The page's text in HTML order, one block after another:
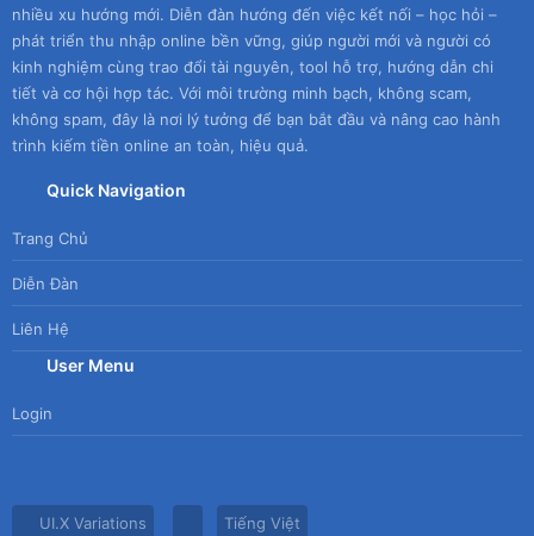
nhiều xu hướng mới. Diễn đàn hướng đến việc kết nối – học hỏi –
phát triển thu nhập online bền vững, giúp người mới và người có
kinh nghiệm cùng trao đổi tài nguyên, tool hỗ trợ, hướng dẫn chi
tiết và cơ hội hợp tác. Với môi trường minh bạch, không scam,
không spam, đây là nơi lý tưởng để bạn bắt đầu và nâng cao hành
trình kiếm tiền online an toàn, hiệu quả.
Quick Navigation
Trang Chủ
Diễn Đàn
Liên Hệ
User Menu
Login
UI.X Variations Tiếng Việt